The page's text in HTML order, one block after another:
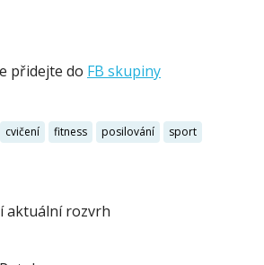
přidejte do FB skupiny
cvičení fitness posilování sport
aktuální rozvrh